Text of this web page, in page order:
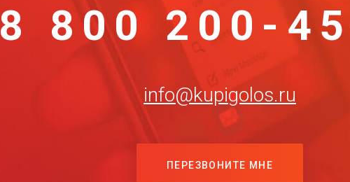
8 800 200-
info@kupigolos.ru
ПЕРЕЗВОНИТЕ МНЕ